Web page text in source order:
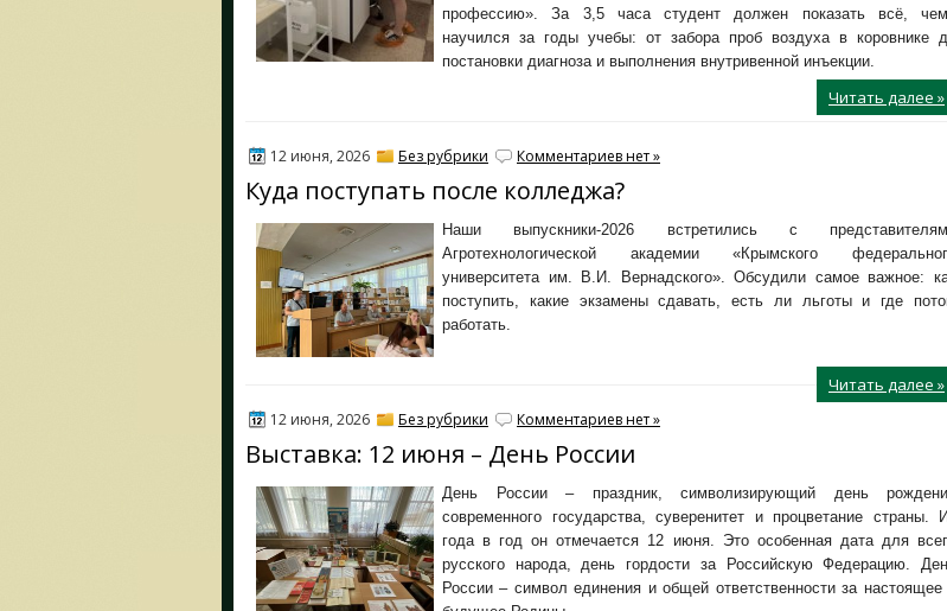
профессию». За 3,5 часа студент должен показать всё,
научился за годы учебы: от забора проб воздуха в коровнике
постановки диагноза и выполнения внутривенной инъекции.
Читать далее »
12 июня, 2026 Без рубрики Комментариев нет »
Куда поступать после колледжа?
Наши выпускники-2026 встретились с
Агротехнологической академии «Крымского
университета им. В.И. Вернадского». Обсудили самое важное:
поступить, какие экзамены сдавать, есть ли льготы и где
работать.
Читать далее »
12 июня, 2026 Без рубрики Комментариев нет »
Выставка: 12 июня – День России
День России – праздник, символизирующий день
современного государства, суверенитет и процветание страны.
года в год он отмечается 12 июня. Это особенная дата для
русского народа, день гордости за Российскую Федерацию.
России – символ единения и общей ответственности за настоящее